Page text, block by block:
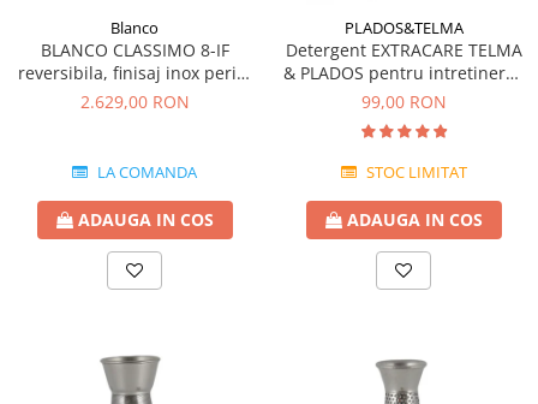
Blanco
BLANCO CLASSIMO 8-IF
reversibila, finisaj inox periat
si excentric
2.629,00 RON
LA COMANDA
ADAUGA IN COS
PLADOS&TELMA
Detergent EXTRACARE TELMA
& PLADOS pentru intretinerea
si curatarea chiuvetelor din
Granit
99,00 RON
STOC LIMITAT
ADAUGA IN COS